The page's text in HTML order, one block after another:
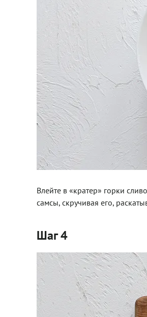
Влейте в «кратер» горки
самсы, скручивая его,
Шаг 4